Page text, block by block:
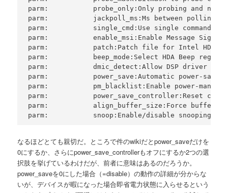
parm:           probe_only:Only probing and
parm:           jackpoll_ms:Ms between polling
parm:           single_cmd:Use single command
parm:           enable_msi:Enable Message
parm:           patch:Patch file for Intel HD
parm:           beep_mode:Select HDA Beep
parm:           dmic_detect:Allow DSP driver
parm:           power_save:Automatic power-
parm:           pm_blacklist:Enable power-
parm:           power_save_controller:Reset
parm:           align_buffer_size:Force buffer
parm:           snoop:Enable/disable snooping
なるほどとても親切だ。ところで件のwikiだとpower_saveだけを
0にするか、さらにpower_save_controllerもオフにするか2つの選
択肢を挙げているわけだが、前者に意味はあるのだろうか。
power_saveを0にした場合（=disable）の動作の詳細が分からな
いが、デバイスが暇になった場合即省電力状態に入らせるという